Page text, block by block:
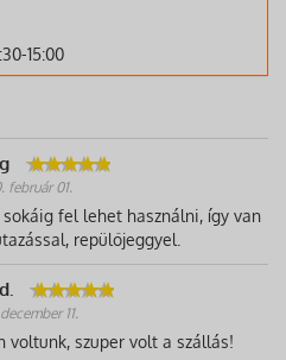
15:00
február 01.
fel lehet használni, így van
repülőjeggyel.
11.
voltunk, szuper volt a szállás!